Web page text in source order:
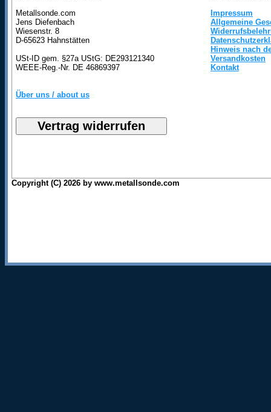
Metallsonde.com
Jens Diefenbach
Wiesenstr. 8
D-65623 Hahnstätten
USt-ID gem. §27a UStG: DE293121340
WEEE-Reg.-Nr. DE 46869397
Über uns / about us
Impressum
Allgemeine
Hinweis nach
Versandkosten
Kontakt
Copyright (C) 2026 by www.metallsonde.com